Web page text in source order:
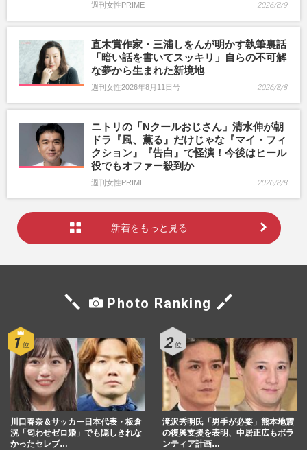
週刊女性PRIME 2026/8/9
直木賞作家・三浦しをんが明かす執筆裏話
「暗い話を書いてスッキリ」自らの不可解
な夢から生まれた新境地
週刊女性2026年8月11日号 2026/8/8
ニトリの「Nクールおじさん」清水伸が朝
ドラ『風、薫る』だけじゃな『マイ・フィ
クション』『告白』で怪演！今後はヒール
役でもオファー殺到か
週刊女性PRIME 2026/8/8
新着をもっと見る
Photo Ranking
川口春奈＆サッカー日本代表・板倉
滉「匂わせゼロ婚」でも隠しきれな
かったセレブ…
滝沢秀明氏「男手が必要」熊本地震
の復興支援を表明、中居正広もボラ
ンティア計画…